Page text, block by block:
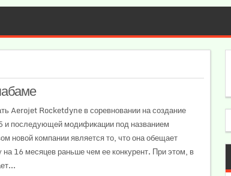
Aerojet Rocketdyne в соревновании на создание
и последующей модификации под названием
новой компании является то, что она обещает
на 16 месяцев раньше чем ее конкурент. При этом, в